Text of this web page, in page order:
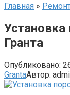
Главная »
Установка
Гранта
Опубликовано:
GrantaАвтор: